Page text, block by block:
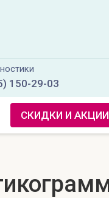
150-29-03
СКИДКИ И АКЦИИ